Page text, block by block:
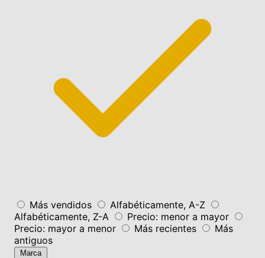
Más vendidos
Alfabéticamente, A-Z
Alfabéticamente, Z-A
Precio: menor a mayor
Precio: mayor a menor
Más recientes
Más
antiguos
Marca